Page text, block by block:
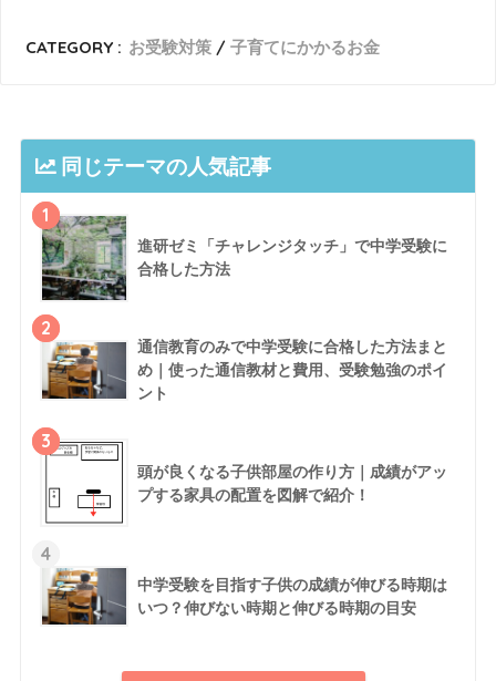
CATEGORY : お受験対策 子育てにかかるお金
同じテーマの人気記事
1
進研ゼミ「チャレンジタッチ」で中学受験に
合格した方法
2
通信教育のみで中学受験に合格した方法まと
め｜使った通信教材と費用、受験勉強のポイ
ント
3
頭が良くなる子供部屋の作り方｜成績がアッ
プする家具の配置を図解で紹介！
4
中学受験を目指す子供の成績が伸びる時期は
いつ？伸びない時期と伸びる時期の目安